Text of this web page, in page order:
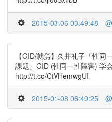
2015-03-06 03:49:48
【GID/就労】久井礼子「性同
課題」GID (性同一性障害) 学
http://t.co/CtVHemwgUI
2015-01-08 06:49:25